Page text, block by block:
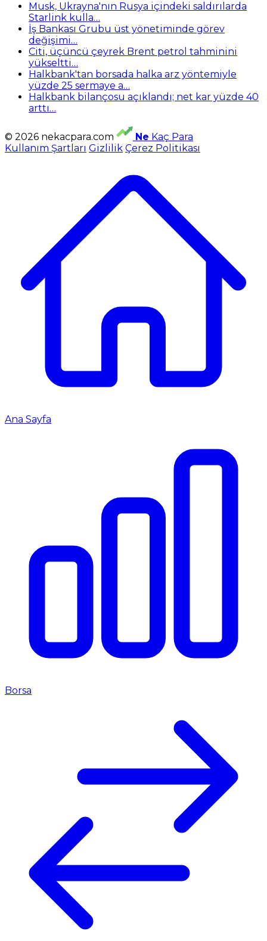
Musk, Ukrayna'nın Rusya içindeki saldırılarda
Starlink kulla…
İş Bankası Grubu üst yönetiminde görev
değişimi…
Citi, üçüncü çeyrek Brent petrol tahminini
yükseltti…
Halkbank'tan borsada halka arz yöntemiyle
yüzde 25 sermaye a…
Halkbank bilançosu açıklandı; net kar yüzde 40
arttı…
© 2026 nekacpara.com Ne Kaç Para
Kullanım Şartları Gizlilik Çerez Politikası
Ana Sayfa
Borsa